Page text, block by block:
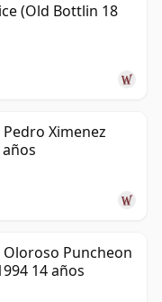
(Old Bottlin 18
Ximenez
años
Puncheon
14 años